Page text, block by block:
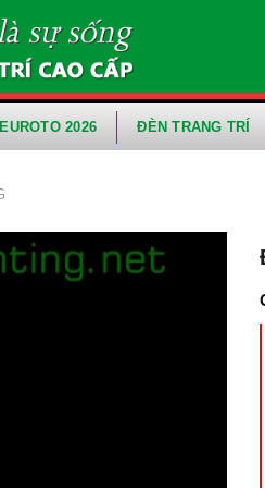
2026 ĐÈN TRANG TRÍ